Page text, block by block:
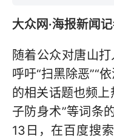
大众网·海报新闻
随着公众对唐山
呼吁“扫黑除恶”“
的相关话题也频上
子防身术”等词条
13日，在百度搜